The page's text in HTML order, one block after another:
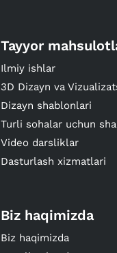
Tayyor
Ilmiy ishlar
3D Dizayn va
Dizayn shablonlari
Turli sohalar uchun
Video darsliklar
Dasturlash xizmatlari
Biz haqimizda
Biz haqimizda